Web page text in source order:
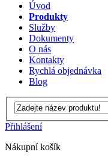
Úvod
Produkty
Služby
Dokumenty
O nás
Kontakty
Rychlá objednávka
Blog
Přihlášení
Nákupní košík